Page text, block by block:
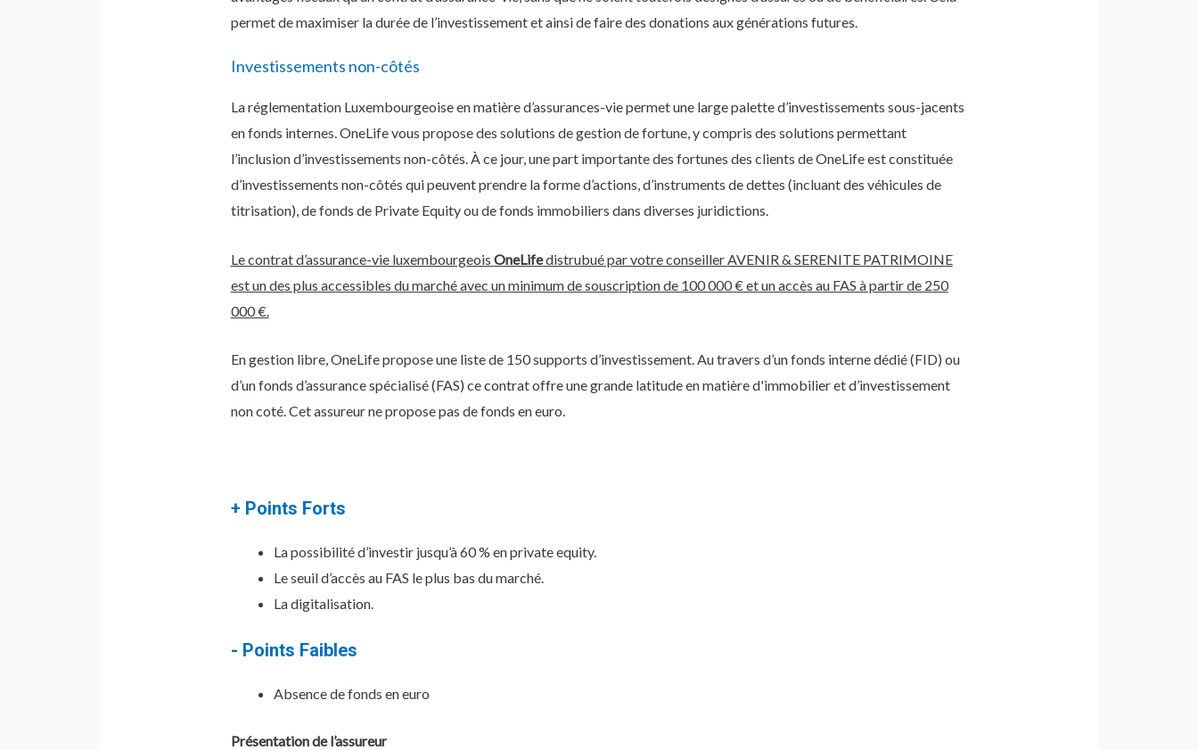
permet de maximiser la durée de l’investissement et ainsi de faire des donations aux générations futures.
Investissements non-côtés
La réglementation Luxembourgeoise en matière d’assurances-vie permet une large palette d’investissements sous-jacents
en fonds internes. OneLife vous propose des solutions de gestion de fortune, y compris des solutions permettant
l’inclusion d’investissements non-côtés. À ce jour, une part importante des fortunes des clients de OneLife est constituée
d’investissements non-côtés qui peuvent prendre la forme d’actions, d’instruments de dettes (incluant des véhicules de
titrisation), de fonds de Private Equity ou de fonds immobiliers dans diverses juridictions.
Le contrat d’assurance-vie luxembourgeois OneLifedistrubué par votre conseiller AVENIR & SERENITE PATRIMOINE
est un des plus accessibles du marché avec un minimum de souscription de 100 000 € et un accès au FAS à partir de 250
000 €.
En gestion libre, OneLife propose une liste de 150 supports d’investissement. Au travers d’un fonds interne dédié (FID) ou
d’un fonds d’assurance spécialisé (FAS) ce contrat offre une grande latitude en matière d'immobilier et d’investissement
non coté. Cet assureur ne propose pas de fonds en euro.
+ Points Forts
La possibilité d’investir jusqu’à 60 % en private equity.
Le seuil d’accès au FAS le plus bas du marché.
La digitalisation.
- Points Faibles
Absence de fonds en euro
Présentation de l’assureur